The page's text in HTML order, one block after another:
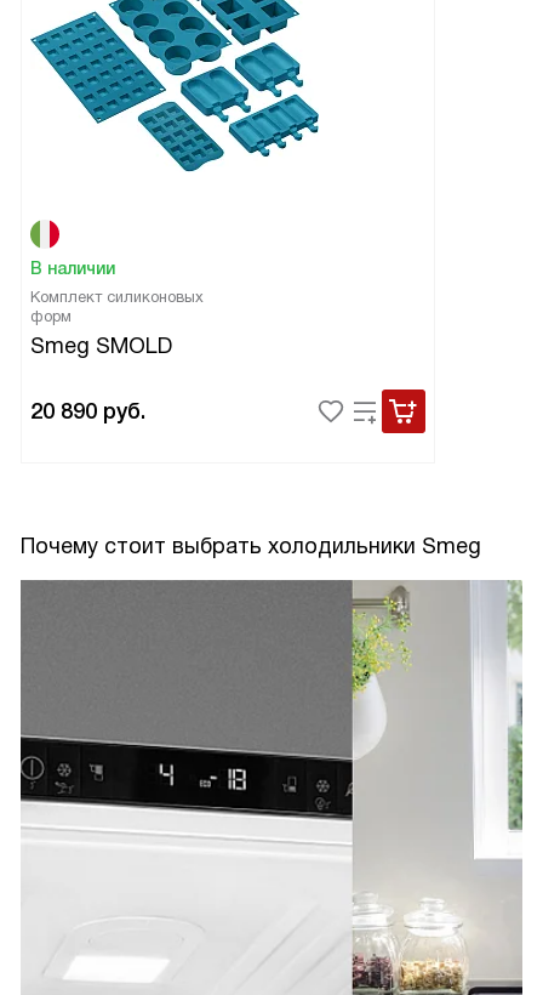
В наличии
Комплект силиконовых
форм
Smeg SMOLD
20 890 руб.
Почему стоит выбрать холодильники Smeg